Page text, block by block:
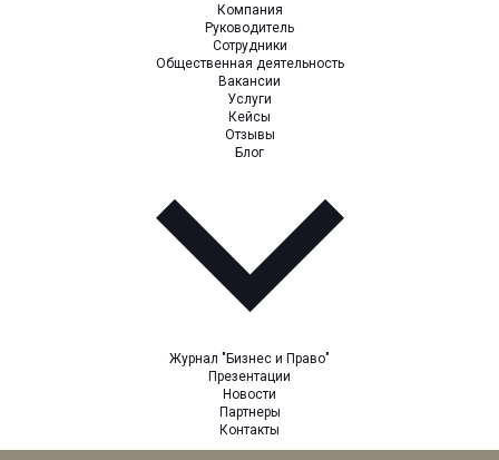
Компания
Руководитель
Сотрудники
Общественная деятельность
Вакансии
Услуги
Кейсы
Отзывы
Блог
Журнал "Бизнес и Право"
Презентации
Новости
Партнеры
Контакты